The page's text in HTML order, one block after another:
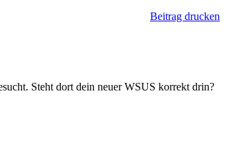
Beitrag drucken
Steht dort dein neuer WSUS korrekt drin?